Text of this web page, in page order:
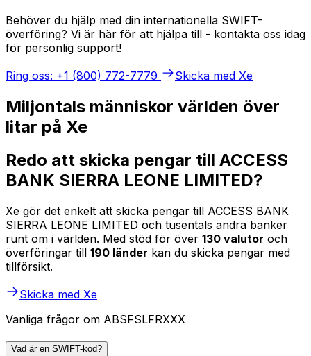
Behöver du hjälp med din internationella SWIFT-
överföring? Vi är här för att hjälpa till - kontakta oss idag
för personlig support!
Ring oss: +1 (800) 772-7779
Skicka med Xe
Miljontals människor världen över
litar på Xe
Redo att skicka pengar till ACCESS
BANK SIERRA LEONE LIMITED?
Xe gör det enkelt att skicka pengar till ACCESS BANK
SIERRA LEONE LIMITED och tusentals andra banker
runt om i världen. Med stöd för över 130 valutor och
överföringar till 190 länder kan du skicka pengar med
tillförsikt.
Skicka med Xe
Vanliga frågor om ABSFSLFRXXX
Vad är en SWIFT-kod?